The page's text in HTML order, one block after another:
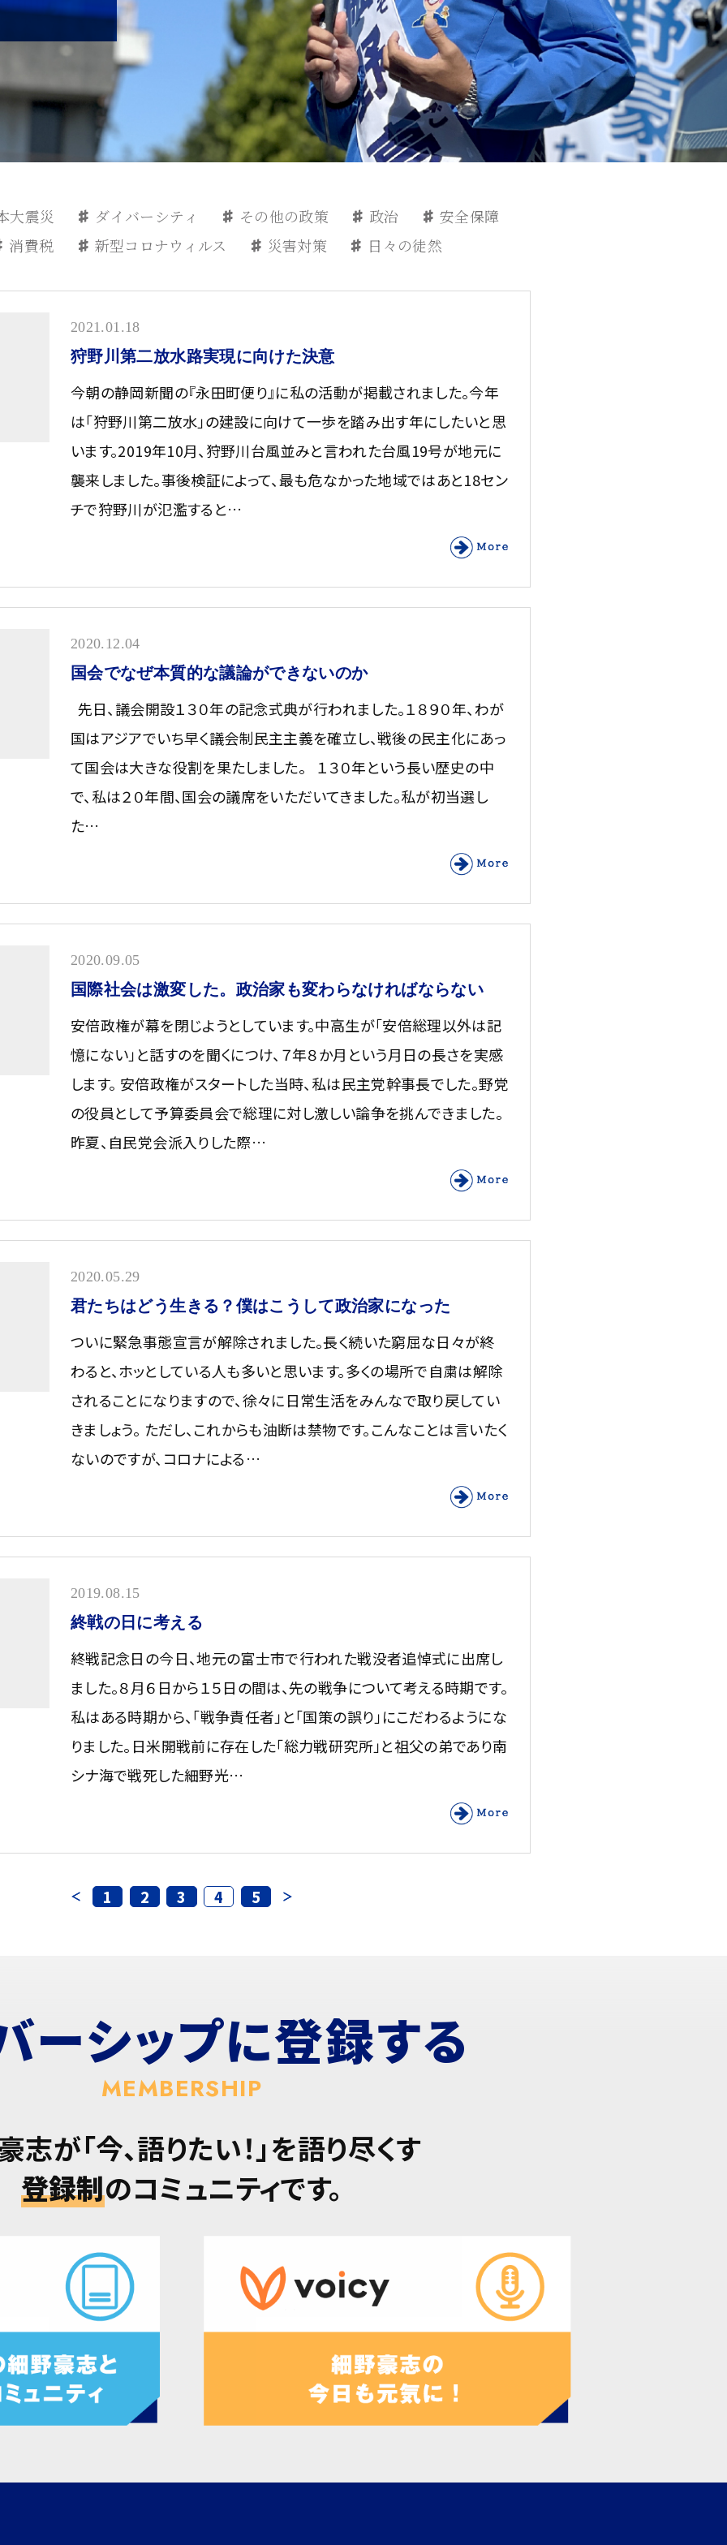
大震災 ダイバーシティ その他の政策 政治
安全保障
消費税 新型コロナウィルス 災害対策 日々の徒然
2021.01.18
狩野川第二放水路実現に向けた決意
今朝の静岡新聞の『永田町便り』に私の活動が掲載されました。今年
は「狩野川第二放水」の建設に向けて一歩を踏み出す年にしたいと思
います。2019年10月、狩野川台風並みと言われた台風19号が地元に
襲来しました。事後検証によって、最も危なかった地域ではあと18セン
チで狩野川が氾濫すると…
2020.12.04
国会でなぜ本質的な議論ができないのか
先日、議会開設１３０年の記念式典が行われました。１８９０年、わが
国はアジアでいち早く議会制民主主義を確立し、戦後の民主化にあっ
て国会は大きな役割を果たしました。 １３０年という長い歴史の中
で、私は２０年間、国会の議席をいただいてきました。私が初当選し
た…
2020.09.05
国際社会は激変した。政治家も変わらなければならない
安倍政権が幕を閉じようとしています。中高生が「安倍総理以外は記
憶にない」と話すのを聞くにつけ、７年８か月という月日の長さを実感
します。 安倍政権がスタートした当時、私は民主党幹事長でした。野党
の役員として予算委員会で総理に対し激しい論争を挑んできました。
昨夏、自民党会派入りした際…
2020.05.29
君たちはどう生きる？僕はこうして政治家になった
ついに緊急事態宣言が解除されました。長く続いた窮屈な日々が終
わると、ホッとしている人も多いと思います。多くの場所で自粛は解除
されることになりますので、徐々に日常生活をみんなで取り戻してい
きましょう。 ただし、これからも油断は禁物です。こんなことは言いたく
ないのですが、コロナによる…
2019.08.15
終戦の日に考える
終戦記念日の今日、地元の富士市で行われた戦没者追悼式に出席し
ました。８月６日から１５日の間は、先の戦争について考える時期です。
私はある時期から、「戦争責任者」と「国策の誤り」にこだわるようにな
りました。日米開戦前に存在した「総力戦研究所」と祖父の弟であり南
シナ海で戦死した細野光…
1 2 3 4 5
ーシップに登録する
MEMBERSHIP
志が「今、語りたい！」を語り尽くす
登録制のコミュニティです。